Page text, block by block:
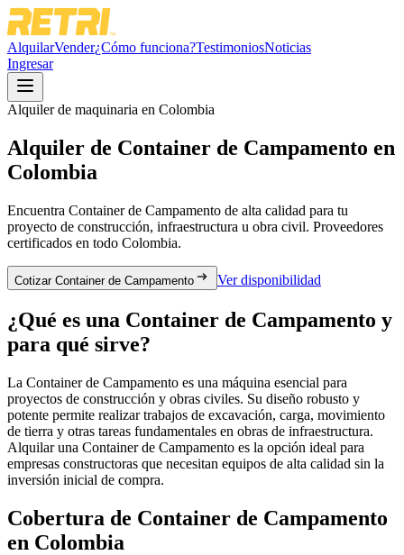
AlquilarVender¿Cómo funciona?TestimoniosNoticias
Ingresar
Alquiler de maquinaria en Colombia
Alquiler de Container de Campamento en
Colombia
Encuentra Container de Campamento de alta calidad para tu
proyecto de construcción, infraestructura u obra civil. Proveedores
certificados en todo Colombia.
Cotizar Container de Campamento Ver disponibilidad
¿Qué es una Container de Campamento y
para qué sirve?
La Container de Campamento es una máquina esencial para
proyectos de construcción y obras civiles. Su diseño robusto y
potente permite realizar trabajos de excavación, carga, movimiento
de tierra y otras tareas fundamentales en obras de infraestructura.
Alquilar una Container de Campamento es la opción ideal para
empresas constructoras que necesitan equipos de alta calidad sin la
inversión inicial de compra.
Cobertura de Container de Campamento
en Colombia